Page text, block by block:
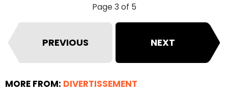
Page 3 of 5
PREVIOUS NEXT
MORE FROM: DIVERTISSEMENT